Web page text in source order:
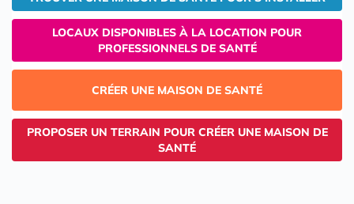
LOCAUX DISPONIBLES À LA LOCATION POUR
PROFESSIONNELS DE SANTÉ
CRÉER UNE MAISON DE SANTÉ
PROPOSER UN TERRAIN POUR CRÉER UNE MAISON DE
SANTÉ